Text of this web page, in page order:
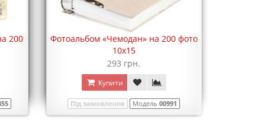
200
Фотоальбом «Чемодан» на 200 фото
10х15
293 грн.
Купити
Під замовлення Модель 00991